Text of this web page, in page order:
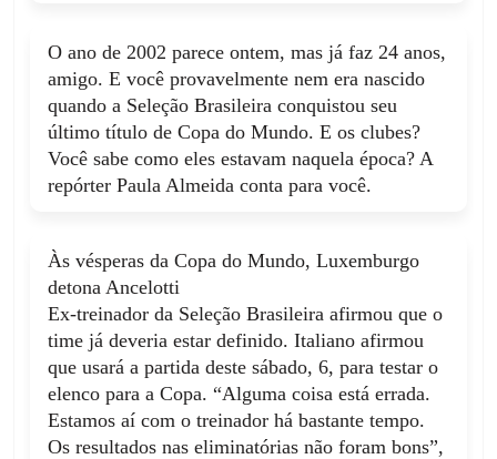
46'
O quarto árbitro anunciou 5 minutos de
acréscimo.
Hamza Abdelkarim (Egypt) sofre uma falta
no campo adversário.
Falta cometida por Bremer (Brasil).
44'
Falta cometida por Endrick (Brasil).
Hamza Abdelkarim (Egypt) sofre uma falta
no campo defensivo.
PUBLICIDADE
Falta cometida por Mohamed Hany (Egypt).
O ano de 2002 parece ontem, mas já faz 24 anos,
amigo. E você provavelmente nem era nascido
quando a Seleção Brasileira conquistou seu
último título de Copa do Mundo. E os clubes?
Você sabe como eles estavam naquela época? A
repórter Paula Almeida conta para você.
Às vésperas da Copa do Mundo, Luxemburgo
detona Ancelotti
Ex-treinador da Seleção Brasileira afirmou que o
time já deveria estar definido. Italiano afirmou
que usará a partida deste sábado, 6, para testar o
elenco para a Copa. “Alguma coisa está errada.
Estamos aí com o treinador há bastante tempo.
Os resultados nas eliminatórias não foram bons”,